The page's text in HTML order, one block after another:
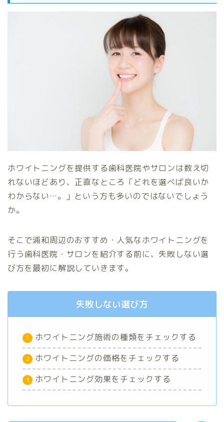
ホワイトニングを提供する歯科医院やサロンは数え切
れないほどあり、正直なところ「どれを選べば良いか
わからない…。」という方も多いのではないでしょう
か。
そこで浦和周辺のおすすめ・人気なホワイトニングを
行う歯科医院・サロンを紹介する前に、失敗しない選
び方を最初に解説していきます。
失敗しない選び方
ホワイトニング施術の種類をチェックする
ホワイトニングの価格をチェックする
ホワイトニング効果をチェックする